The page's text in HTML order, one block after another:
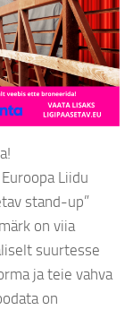
Liidu
stand-up”
on viia
suurtesse
ja teie vahva
on